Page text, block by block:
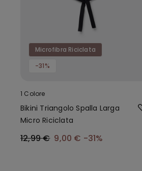
Microfibra Riciclata
-31%
1 Colore
Bikini Triangolo Spalla Larga
Micro Riciclata
12,99 € 9,00 € -31%